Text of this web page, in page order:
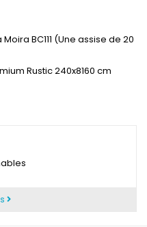
BC111 (Une assise de 20
Rustic 240x8160 cm